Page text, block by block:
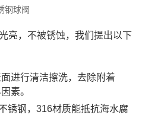
钢球阀
亮，不被锈蚀，我们提出以下
进行清洁擦洗，去除附着
素。
锈钢，316材质能抵抗海水腐